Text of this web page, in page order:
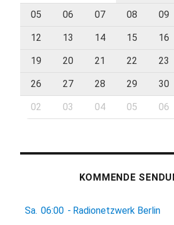
05 06 07 08 09
12 13 14 15 16
19 20 21 22 23
26 27 28 29 30
02 03 04 05 06
KOMMENDE
Sa. 06:00 - Radionetzwerk Berlin